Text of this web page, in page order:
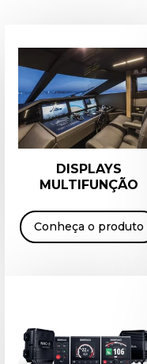
DISPLAYS
MULTIFUNÇÃO
Conheça o produto